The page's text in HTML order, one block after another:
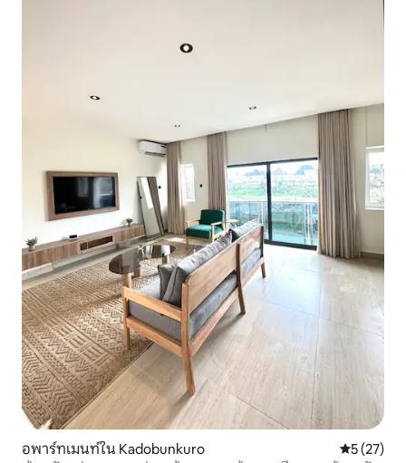
อพาร์ทเมนท์ใน Kadobunkuro คะแนนเฉลี่
5 (27)